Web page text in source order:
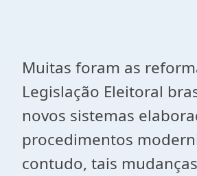
Muitas foram as
Legislação Eleitoral
novos sistemas
procedimentos
contudo, tais